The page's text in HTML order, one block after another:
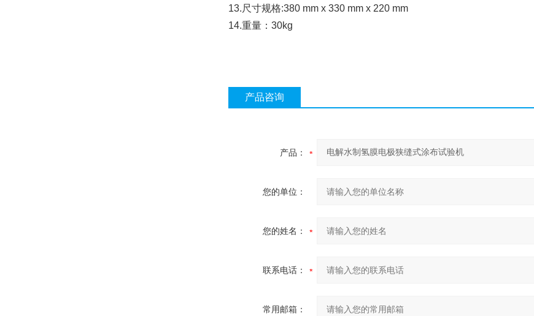
13.尺寸规格:380 mm x 330 mm x 220 mm
14.重量：30kg
产品咨询
产品：
您的单位：
您的姓名：
联系电话：
常用邮箱：